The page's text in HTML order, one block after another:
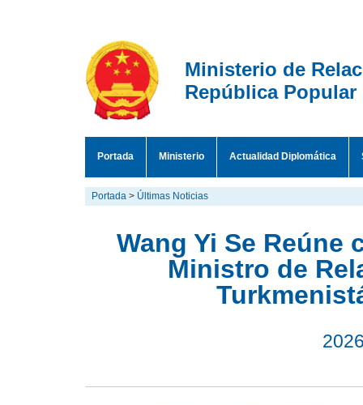
Ministerio de
República Popular
Portada Ministerio Actualidad Diplomática
Portada > Últimas Noticias
Wang Yi Se Reúne
Ministro de